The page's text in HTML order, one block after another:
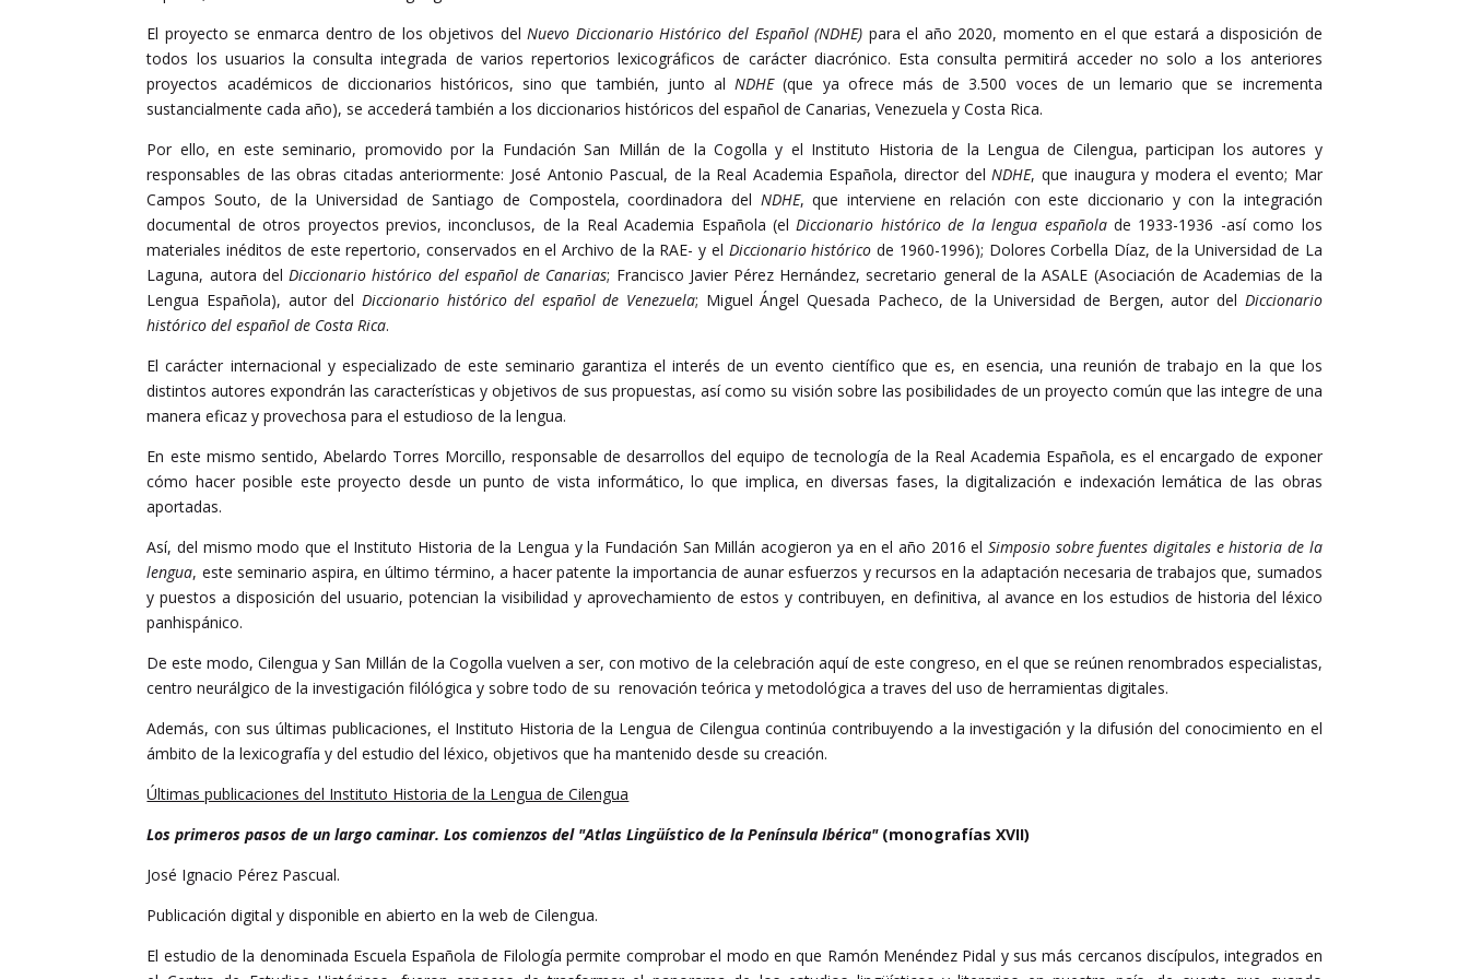
El proyecto se enmarca dentro de los objetivos delNuevo Diccionario Histórico del Español (NDHE) para el año 2020, momento en el que estará a disposición de
todos los usuarios la consulta integrada de varios repertorios lexicográficos de carácter diacrónico. Esta consulta permitirá acceder no solo a los anteriores
proyectos académicos de diccionarios históricos, sino que también, junto alNDHE(que ya ofrece más de 3.500 voces de un lemario que se incrementa
sustancialmente cada año), se accederá también a los diccionarios históricos del español de Canarias, Venezuela y Costa Rica.
Por ello, en este seminario, promovido por la Fundación San Millán de la Cogolla y el Instituto Historia de la Lengua de Cilengua, participan los autores y
responsables de las obras citadas anteriormente: José Antonio Pascual, de la Real Academia Española, director delNDHE, que inaugura y modera el evento; Mar
Campos Souto, de la Universidad de Santiago de Compostela, coordinadora del NDHE, que interviene en relación con este diccionario y con la integración
documental de otros proyectos previos, inconclusos, de la Real Academia Española (el Diccionario histórico de la lengua españolade 1933-1936 -así como los
materiales inéditos de este repertorio, conservados en el Archivo de la RAE- y el Diccionario histórico de 1960-1996); Dolores Corbella Díaz, de la Universidad de La
Laguna, autora del Diccionario histórico del español de Canarias; Francisco Javier Pérez Hernández, secretario general de la ASALE (Asociación de Academias de la
Lengua Española), autor del Diccionario histórico del español de Venezuela; Miguel Ángel Quesada Pacheco, de la Universidad de Bergen, autor del Diccionario
histórico del español de Costa Rica.
El carácter internacional y especializado de este seminario garantiza el interés de un evento científico que es, en esencia, una reunión de trabajo en la que los
distintos autores expondrán las características y objetivos de sus propuestas, así como su visión sobre las posibilidades de un proyecto común que las integre de una
manera eficaz y provechosa para el estudioso de la lengua.
En este mismo sentido, Abelardo Torres Morcillo, responsable de desarrollos del equipo de tecnología de la Real Academia Española, es el encargado de exponer
cómo hacer posible este proyecto desde un punto de vista informático, lo que implica, en diversas fases, la digitalización e indexación lemática de las obras
aportadas.
Así, del mismo modo que el Instituto Historia de la Lengua y la Fundación San Millán acogieron ya en el año 2016 el Simposio sobre fuentes digitales e historia de la
lengua, este seminario aspira, en último término, a hacer patente la importancia de aunar esfuerzos y recursos en la adaptación necesaria de trabajos que, sumados
y puestos a disposición del usuario, potencian la visibilidad y aprovechamiento de estos y contribuyen, en definitiva, al avance en los estudios de historia del léxico
panhispánico.
De este modo, Cilengua y San Millán de la Cogolla vuelven a ser, con motivo de la celebración aquí de este congreso, en el que se reúnen renombrados especialistas,
centro neurálgico de la investigación filólógica y sobre todo de su renovación teórica y metodológica a traves del uso de herramientas digitales.
Además, con sus últimas publicaciones, el Instituto Historia de la Lengua de Cilengua continúa contribuyendo a la investigación y la difusión del conocimiento en el
ámbito de la lexicografía y del estudio del léxico, objetivos que ha mantenido desde su creación.
Últimas publicaciones del Instituto Historia de la Lengua de Cilengua
Los primeros pasos de un largo caminar. Los comienzos del "Atlas Lingüístico de la Península Ibérica" (monografías XVII)
José Ignacio Pérez Pascual.
Publicación digital y disponible en abierto en la web de Cilengua.
El estudio de la denominada Escuela Española de Filología permite comprobar el modo en que Ramón Menéndez Pidal y sus más cercanos discípulos, integrados en